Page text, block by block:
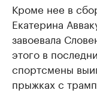
Кроме нее в
Екатерина
завоевала
этого в
спортсмены
прыжках с